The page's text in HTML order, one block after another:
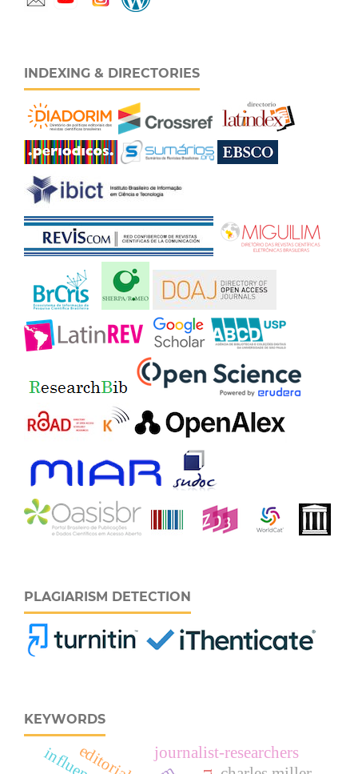
INDEXING & DIRECTORIES
PLAGIARISM DETECTION
KEYWORDS
journalist-researchers
editorial